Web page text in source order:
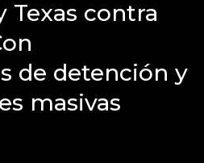
Texas contra
de detención y
masivas